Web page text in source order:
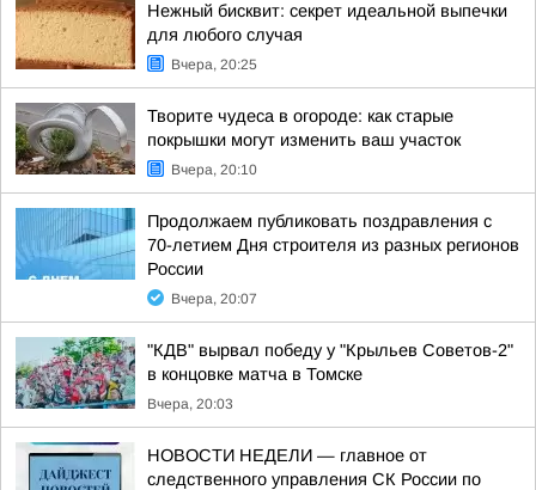
Нежный бисквит: секрет идеальной выпечки
для любого случая
Вчера, 20:25
Творите чудеса в огороде: как старые
покрышки могут изменить ваш участок
Вчера, 20:10
Продолжаем публиковать поздравления с
70-летием Дня строителя из разных регионов
России
Вчера, 20:07
"КДВ" вырвал победу у "Крыльев Советов-2"
в концовке матча в Томске
Вчера, 20:03
НОВОСТИ НЕДЕЛИ — главное от
следственного управления СК России по